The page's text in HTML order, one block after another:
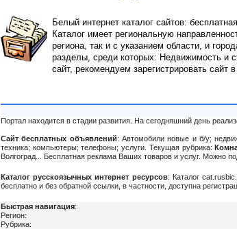
Белый интернет каталог сайтов:
Каталог имеет региональную
региона, так и с указанием области, и
разделы, среди которых: Недвижимость и
сайт, рекомендуем зарегистрировать сайт
Портал находится в стадии развития. На сегодняшний день
Сайт бесплатных объявлений: Автомобили новые и б/у;
техника; компьютеры; телефоны; услуги. Текущая рубрика:
Волгоград... Бесплатная реклама Ваших товаров и услуг. Можно
Каталог русскоязычных интернет ресурсов: Каталог
бесплатно и без обратной ссылки, в частности, доступна
Быстрая навигация:
Регион:
Рубрика: